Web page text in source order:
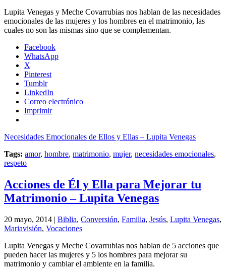
Lupita Venegas y Meche Covarrubias nos hablan de las necesidades
emocionales de las mujeres y los hombres en el matrimonio, las
cuales no son las mismas sino que se complementan.
Facebook
WhatsApp
X
Pinterest
Tumblr
LinkedIn
Correo electrónico
Imprimir
Necesidades Emocionales de Ellos y Ellas – Lupita Venegas
Tags: amor, hombre, matrimonio, mujer, necesidades emocionales,
respeto
Acciones de Él y Ella para Mejorar tu
Matrimonio – Lupita Venegas
20 mayo, 2014 | Biblia, Conversión, Familia, Jesús, Lupita Venegas,
Mariavisión, Vocaciones
Lupita Venegas y Meche Covarrubias nos hablan de 5 acciones que
pueden hacer las mujeres y 5 los hombres para mejorar su
matrimonio y cambiar el ambiente en la familia.